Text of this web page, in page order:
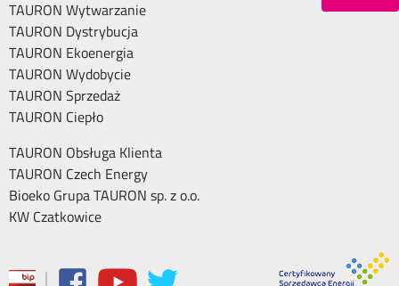
TAURON Wytwarzanie
TAURON Dystrybucja
TAURON Ekoenergia
TAURON Wydobycie
TAURON Sprzedaż
TAURON Ciepło
TAURON Obsługa Klienta
TAURON Czech Energy
Bioeko Grupa TAURON sp. z o.o.
KW Czatkowice